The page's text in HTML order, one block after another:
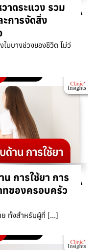
าดระแวง รวม
การจัดสิ่ง
นบางช่วงของชีวิต ไม่ว่
การใช้ยา การ
ของครอบครัว
าย ทั้งสำหรับผู้ที่ […]